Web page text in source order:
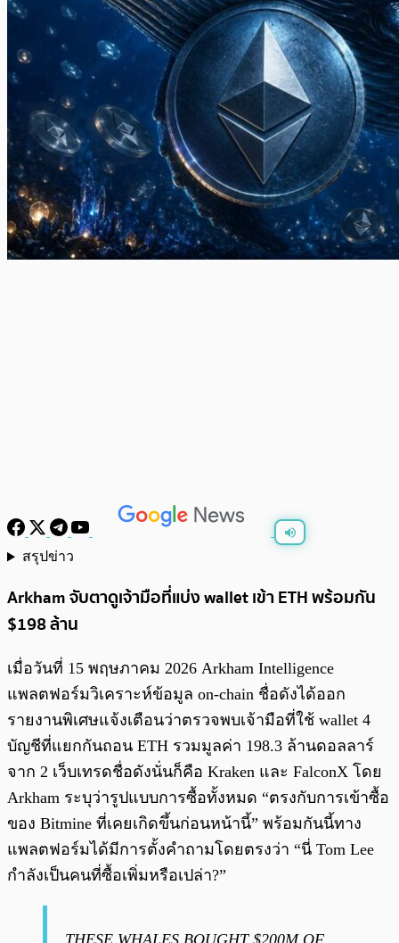
สรุปข่าว
Arkham จับตาดูเจ้ามือที่แบ่ง wallet เข้า ETH พร้อมกัน
$198 ล้าน
เมื่อวันที่ 15 พฤษภาคม 2026 Arkham Intelligence
แพลตฟอร์มวิเคราะห์ข้อมูล on-chain ชื่อดังได้ออก
รายงานพิเศษแจ้งเตือนว่าตรวจพบเจ้ามือที่ใช้ wallet 4
บัญชีที่แยกกันถอน ETH รวมมูลค่า 198.3 ล้านดอลลาร์
จาก 2 เว็บเทรดชื่อดังนั่นก็คือ Kraken และ FalconX โดย
Arkham ระบุว่ารูปแบบการซื้อทั้งหมด “ตรงกับการเข้าซื้อ
ของ Bitmine ที่เคยเกิดขึ้นก่อนหน้านี้” พร้อมกันนี้ทาง
แพลตฟอร์มได้มีการตั้งคำถามโดยตรงว่า “นี่ Tom Lee
กำลังเป็นคนที่ซื้อเพิ่มหรือเปล่า?”
THESE WHALES BOUGHT $200M OF